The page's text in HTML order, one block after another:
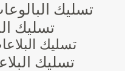
تسليك
تسليك
تسليك
تسليك